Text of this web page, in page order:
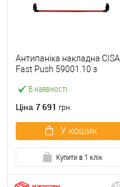
В наявності
Антипаніка накладна CISA
Fast Push 59001.10 з
мм червона
Ціна 7 691 грн.
У кошик
Купити в 1 клік